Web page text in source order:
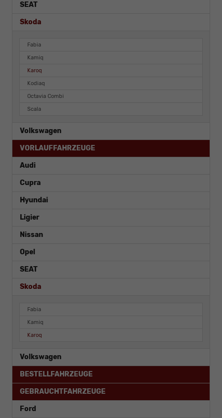
SEAT
Skoda
Fabia
Kamiq
Karoq
Kodiaq
Octavia Combi
Scala
Volkswagen
VORLAUFFAHRZEUGE
Audi
Cupra
Hyundai
Ligier
Nissan
Opel
SEAT
Skoda
Fabia
Kamiq
Karoq
Volkswagen
BESTELLFAHRZEUGE
GEBRAUCHTFAHRZEUGE
Ford